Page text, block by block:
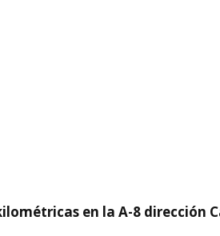
en la A-8 dirección